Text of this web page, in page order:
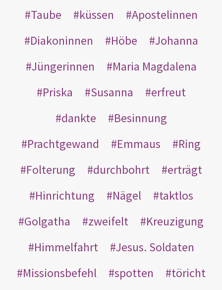
Taube
küssen
Apostelinnen
Diakoninnen
Höbe
Johanna
Jüngerinnen
Maria Magdalena
Priska
Susanna
erfreut
dankte
Besinnung
Prachtgewand
Emmaus
Ring
Folterung
durchbohrt
erträgt
Hinrichtung
Nägel
taktlos
Golgatha
zweifelt
Kreuzigung
Himmelfahrt
Jesus. Soldaten
Missionsbefehl
spotten
töricht